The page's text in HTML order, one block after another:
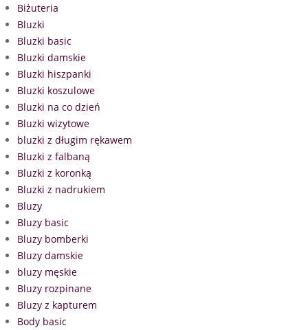
Biżuteria
Bluzki
Bluzki basic
Bluzki damskie
Bluzki hiszpanki
Bluzki koszulowe
Bluzki na co dzień
Bluzki wizytowe
bluzki z długim rękawem
Bluzki z falbaną
Bluzki z koronką
Bluzki z nadrukiem
Bluzy
Bluzy basic
Bluzy bomberki
Bluzy damskie
bluzy męskie
Bluzy rozpinane
Bluzy z kapturem
Body basic